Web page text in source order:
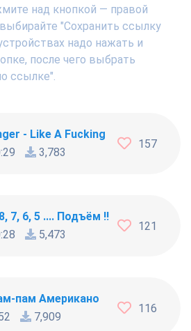
над кнопкой — правой
"Сохранить ссылку
надо нажать и
после чего выбрать
ссылке".
- Like A Fucking Newbie
3,783
157
7, 6, 5 .... Подъём !!!
5,473
121
пам Американо
7,909
116